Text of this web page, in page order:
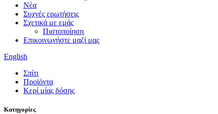
Νέα
Συχνές ερωτήσεις
Σχετικά με εμάς
Πιστοποίηση
Επικοινωνήστε μαζί μας
English
Σπίτι
Προϊόντα
Κερί μίας δόσης
Κατηγορίες